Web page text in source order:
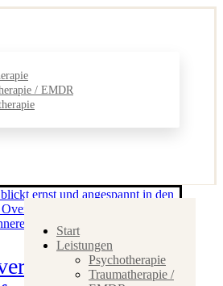
/ EMDR
Start
Leistungen
Psychotherapie
Traumatherapie /
Warum